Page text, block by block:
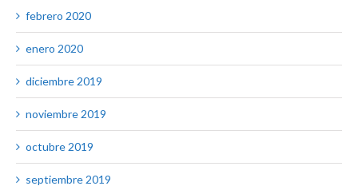
febrero 2020
enero 2020
diciembre 2019
noviembre 2019
octubre 2019
septiembre 2019